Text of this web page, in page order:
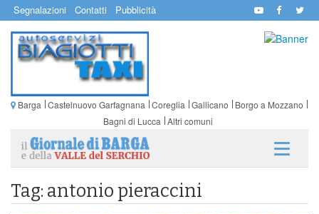
Segnalazioni Contatti Pubblicità
Barga Castelnuovo Garfagnana Coreglia Gallicano
Borgo a Mozzano
Bagni di Lucca Altri comuni
Tag: antonio pieraccini